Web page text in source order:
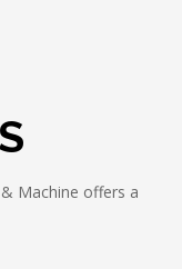
Machine offers a